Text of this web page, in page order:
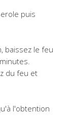
puis
baissez le feu
du feu et
l'obtention